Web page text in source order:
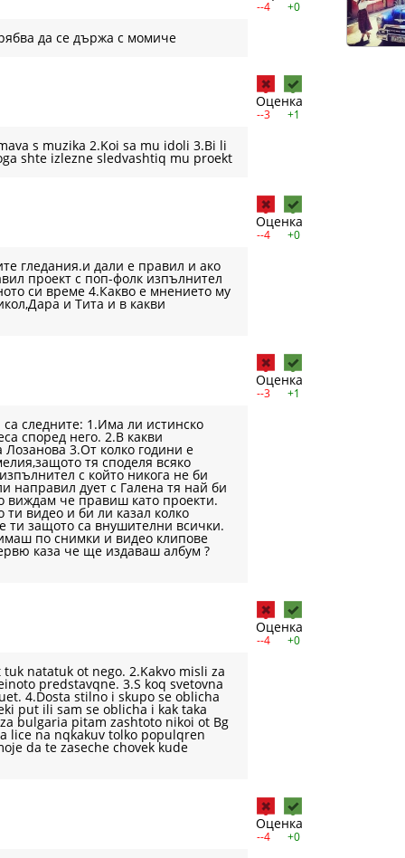
да се държа с момиче
--4 +0
s muzika 2.Koi sa mu idoli 3.Bi li
shte izlezne sledvashtiq mu proekt
Оценка
--3 +1
гледания.и дали е правил и ако
проект с поп-фолк изпълнител
си време 4.Какво е мнението му
и Тита и в какви
Оценка
--4 +0
следните: 1.Има ли истинско
според него. 2.В какви
3.От колко години е
тя споделя всяко
с който никога не би
направил дует с Галена тя най би
виждам че правиш като проекти.
видео и би ли казал колко
ти защото са внушителни всички.
по снимки и видео клипове
каза че ще издаваш албум ?
Оценка
--3 +1
tuk natatuk ot nego. 2.Kakvo misli za
predstavqne. 3.S koq svetovna
4.Dosta stilno i skupo se oblicha
put ili sam se oblicha i kak taka
bulgaria pitam zashtoto nikoi ot Bg
lice na nqkakuv tolko populqren
da te zaseche chovek kude
Оценка
--4 +0
Оценка
--4 +0